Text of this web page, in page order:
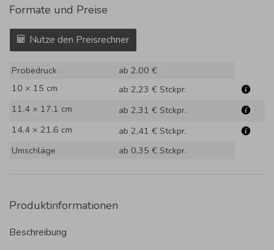
Formate und Preise
Nutze den Preisrechner
Probedruck
ab 2,00 €
10 × 15 cm
ab 2,23 € Stckpr.
11.4 × 17.1 cm
ab 2,31 € Stckpr.
14.4 × 21.6 cm
ab 2,41 € Stckpr.
Umschläge
ab 0,35 € Stckpr.
Produktinformationen
Beschreibung